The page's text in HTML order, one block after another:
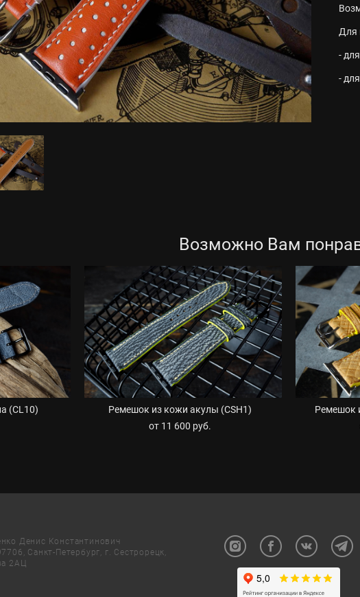
Для
-
-
Возможно Вам
(CL10)
Ремешок из кожи акулы (CSH1)
от 11 600 pуб.
Ремешок
Денис Константинович
Санкт-Петербург, г. Сестрорецк,
2АЦ